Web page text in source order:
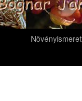
Növényismeret